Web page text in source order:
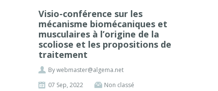
Visio-conférence sur les
mécanisme biomécaniques et
musculaires à l’origine de la
scoliose et les propositions de
traitement
Bywebmaster@algema.net
07 Sep, 2022
Non classé